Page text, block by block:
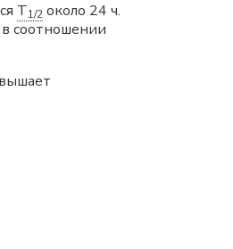
T1/2 около 24 ч.
соотношении